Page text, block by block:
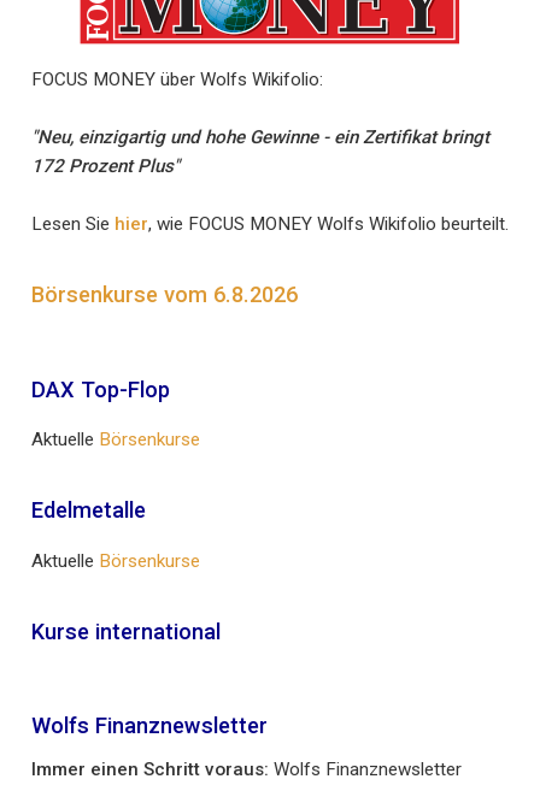
FOCUS MONEY über Wolfs Wikifolio:
"Neu, einzigartig und hohe Gewinne - ein Zertifikat bringt
172 Prozent Plus"
Lesen Sie hier, wie FOCUS MONEY Wolfs Wikifolio beurteilt.
Börsenkurse vom 6.8.2026
DAX Top-Flop
Aktuelle Börsenkurse
Edelmetalle
Aktuelle Börsenkurse
Kurse international
Wolfs Finanznewsletter
Immer einen Schritt voraus: Wolfs Finanznewsletter